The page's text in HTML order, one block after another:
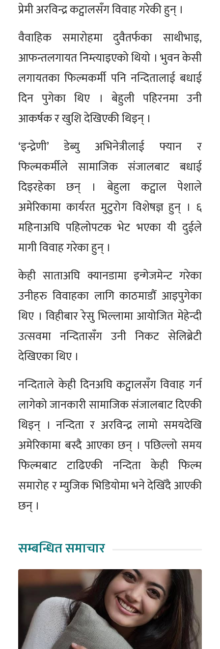
प्रेमी अरविन्द्र कट्वालसँग विवाह गरेकी हुन् ।
वैवाहिक समारोहमा दुवैतर्फका साथीभाइ,
आफन्तलगायत निम्त्याइएको थियो । भुवन केसी
लगायतका फिल्मकर्मी पनि नन्दितालाई बधाई
दिन पुगेका थिए । बेहुली पहिरनमा उनी
आकर्षक र खुशि देखिएकी थिइन् ।
‘इन्द्रेणी’ डेब्यु अभिनेत्रीलाई फ्यान र
फिल्मकर्मीले सामाजिक संजालबाट बधाई
दिइरहेका छन् । बेहुला कट्वाल पेशाले
अमेरिकामा कार्यरत मुटुरोग विशेषज्ञ हुन् । ६
महिनाअघि पहिलोपटक भेट भएका यी दुईले
मागी विवाह गरेका हुन् ।
केही साताअघि क्यानडामा इन्गेजमेन्ट गरेका
उनीहरु विवाहका लागि काठमाडौं आइपुगेका
थिए । विहीबार रेसु भिल्लामा आयोजित मेहेन्दी
उत्सवमा नन्दितासँग उनी निकट सेलिब्रेटी
देखिएका थिए ।
नन्दिताले केही दिनअघि कट्वालसँग विवाह गर्न
लागेको जानकारी सामाजिक संजालबाट दिएकी
थिइन् । नन्दिता र अरविन्द्र लामो समयदेखि
अमेरिकामा बस्दै आएका छन् । पछिल्लो समय
फिल्मबाट टाढिएकी नन्दिता केही फिल्म
समारोह र म्युजिक भिडियोमा भने देखिँदै आएकी
छन् ।
सम्बन्धित समाचार